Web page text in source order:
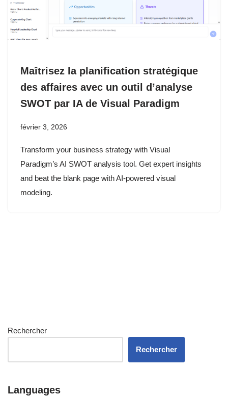
Maîtrisez la planification stratégique
des affaires avec un outil d’analyse
SWOT par IA de Visual Paradigm
février 3, 2026
Transform your business strategy with Visual
Paradigm’s AI SWOT analysis tool. Get expert insights
and beat the blank page with AI-powered visual
modeling.
Rechercher
Rechercher
Languages